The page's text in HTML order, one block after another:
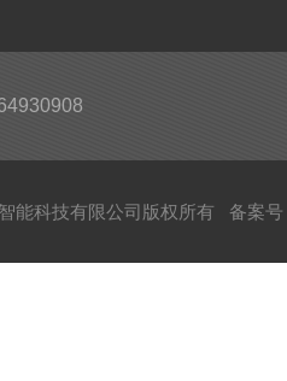
能科技有限公司版权所有 备案号